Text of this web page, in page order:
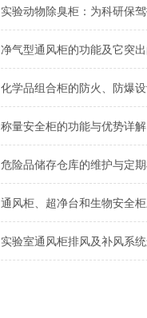
称量安全柜的功能与优势详解